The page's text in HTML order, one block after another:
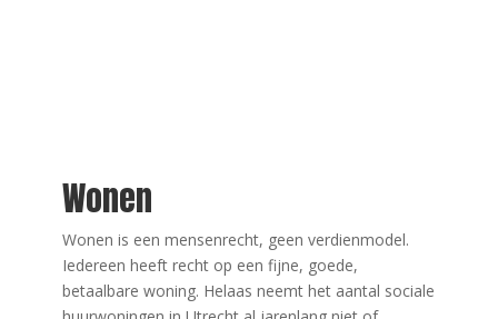
Wonen
Wonen is een mensenrecht, geen verdienmodel.
Iedereen heeft recht op een fijne, goede,
betaalbare woning. Helaas neemt het aantal sociale